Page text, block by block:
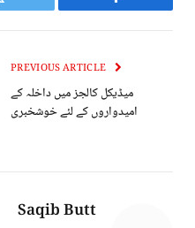
Facebook
میڈیکل کالجز میں داخلہ کے
امیدواروں کے لئے خوشخبری
Saqib Butt